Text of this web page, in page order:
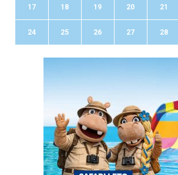
17 18 19 20 21
24 25 26 27 28